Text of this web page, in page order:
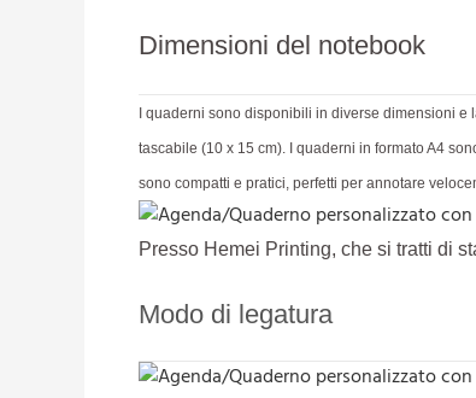
Dimensioni del notebook
I quaderni sono disponibili in diverse dimensioni e
tascabile (10 x 15 cm). I quaderni in formato A4
sono compatti e pratici, perfetti per annotare
Presso Hemei Printing, che si tratti di
Modo di legatura